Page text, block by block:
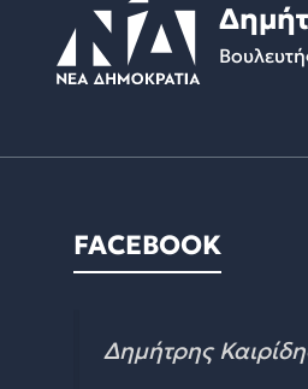
FACEBOOK
Δημήτρης